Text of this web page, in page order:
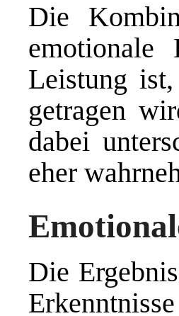
Die
emotionale
Leistung ist,
getragen
dabei
eher
Die